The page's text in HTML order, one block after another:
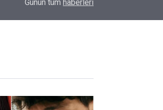
İzmir 112’de Kan Donduran İddialar!
Günün tüm haberleri